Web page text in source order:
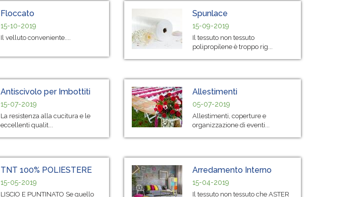
Floccato
15-10-2019
Il velluto conveniente....
Spunlace
15-09-2019
Il tessuto non tessuto
polipropilene è troppo rig...
Antiscivolo per Imbottiti
15-07-2019
La resistenza alla cucitura e le
eccellenti qualit...
Allestimenti
05-07-2019
Allestimenti, coperture e
organizzazione di eventi...
TNT 100% POLIESTERE
15-05-2019
LISCIO E PUNTINATO Se quello
Arredamento Interno
15-04-2019
Il tessuto non tessuto che ASTER